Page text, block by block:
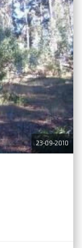
23-09-2010